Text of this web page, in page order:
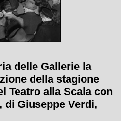
delle Gallerie la
della stagione
Teatro alla Scala con
di Giuseppe Verdi,